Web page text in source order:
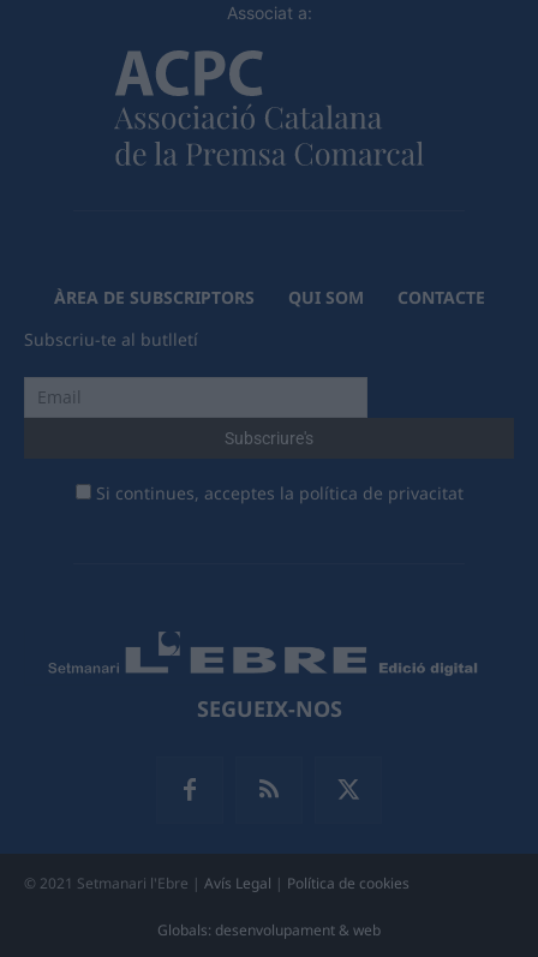
Associat a:
ÀREA DE SUBSCRIPTORS QUI SOM
CONTACTE
Subscriu-te al butlletí
Si continues, acceptes la política de privacitat
SEGUEIX-NOS
© 2021 Setmanari l'Ebre | Avís Legal | Política de cookies
Globals: desenvolupament & web